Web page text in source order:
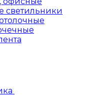
светильники